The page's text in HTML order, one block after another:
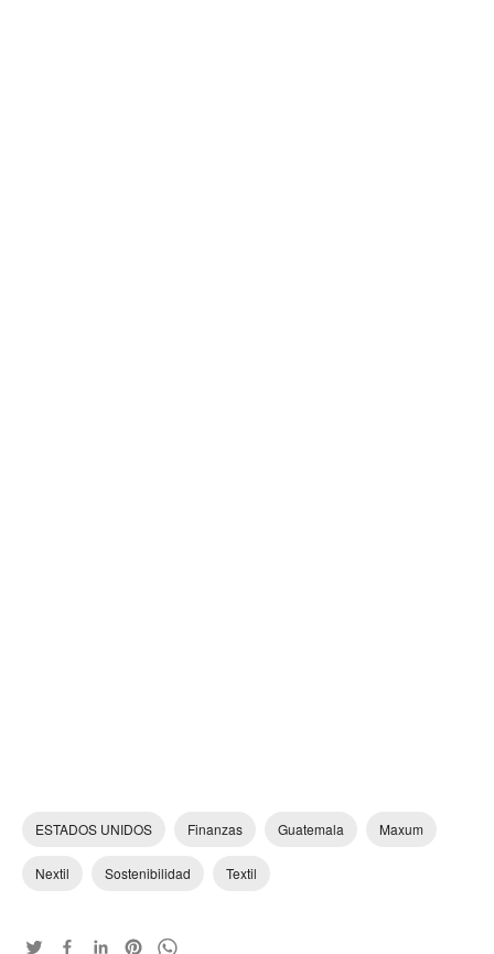
ESTADOS UNIDOS Finanzas Guatemala Maxum
Nextil Sostenibilidad Textil